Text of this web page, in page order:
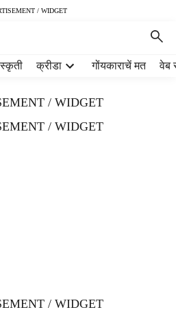
/ WIDGET
क्रीडा गोंयकाराचें मत वेब
/ WIDGET
/ WIDGET
/ WIDGET